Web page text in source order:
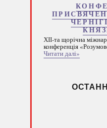
ХІІ-та щорічна
конференція
Читати далі»